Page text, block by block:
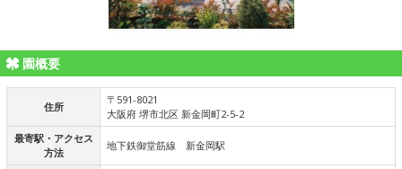
園概要
住所
〒591-8021
大阪府 堺市北区 新金岡町2-5-2
最寄駅・アクセス
方法
地下鉄御堂筋線 新金岡駅